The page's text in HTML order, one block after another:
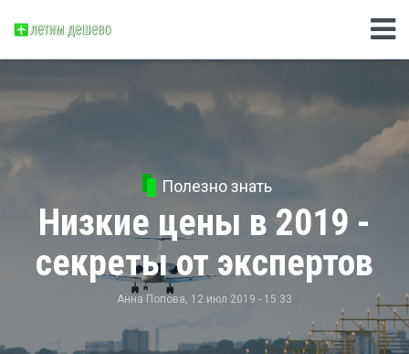
Полезно знать
Низкие цены в 2019 -
секреты от экспертов
Анна Попова , 12 июл 2019 - 15:33